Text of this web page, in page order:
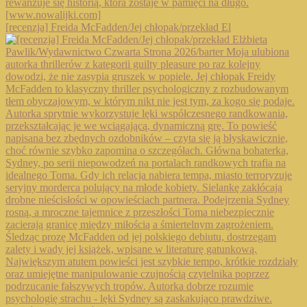
[recenzja] Freida McFadden/Jej chłopak/przekład El